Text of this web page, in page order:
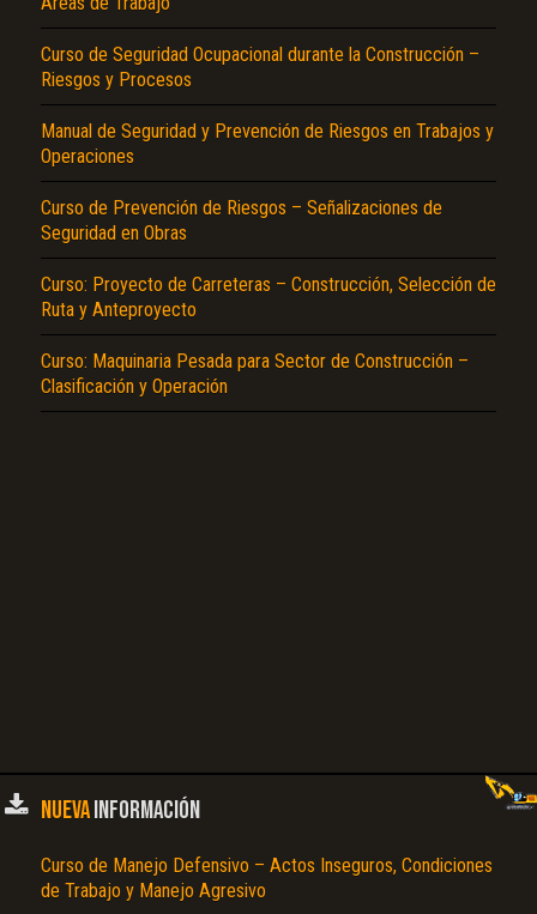
Curso de Seguridad Ocupacional durante la Construcción –
Riesgos y Procesos
Manual de Seguridad y Prevención de Riesgos en Trabajos y
Operaciones
Curso de Prevención de Riesgos – Señalizaciones de
Seguridad en Obras
Curso: Proyecto de Carreteras – Construcción, Selección de
Ruta y Anteproyecto
Curso: Maquinaria Pesada para Sector de Construcción –
Clasificación y Operación
NUEVAINFORMACIÓN
Curso de Manejo Defensivo – Actos Inseguros, Condiciones
de Trabajo y Manejo Agresivo
El Título es incorrecto según el contenido.
Texto o Imagen de portada son erróneos.
No carga o no se visualiza el contenido.